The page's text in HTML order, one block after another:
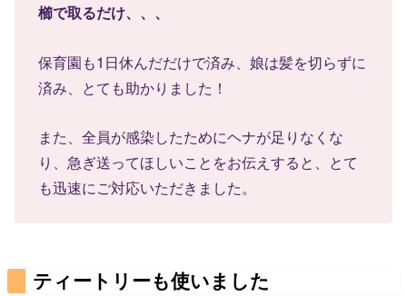
櫛で取るだけ、、、
保育園も1日休んだだけで済み、娘は髪を切らずに
済み、とても助かりました！
また、全員が感染したためにヘナが足りなくな
り、急ぎ送ってほしいことをお伝えすると、とて
も迅速にご対応いただきました。
ティートリーも使いました